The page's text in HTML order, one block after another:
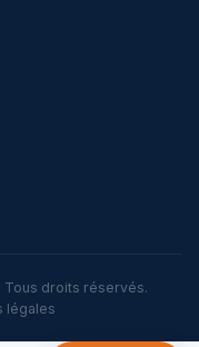
droits réservés.
légales